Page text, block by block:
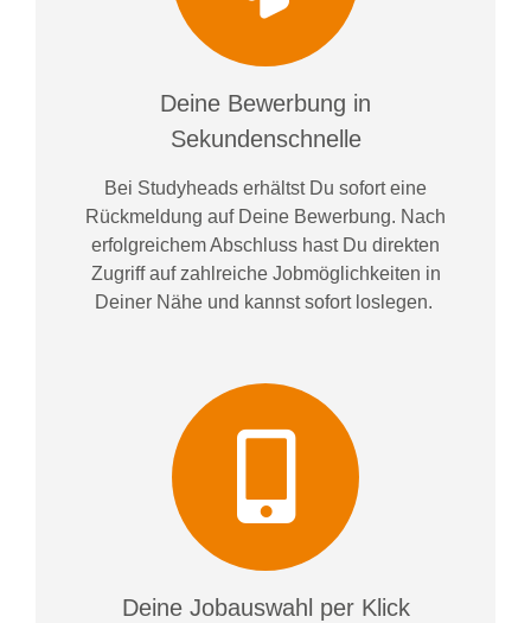
Deine Bewerbung in
Sekundenschnelle
Bei Studyheads erhältst Du sofort eine
Rückmeldung auf Deine Bewerbung. Nach
erfolgreichem Abschluss hast Du direkten
Zugriff auf zahlreiche Jobmöglichkeiten in
Deiner Nähe und kannst sofort loslegen.
Deine Jobauswahl per Klick